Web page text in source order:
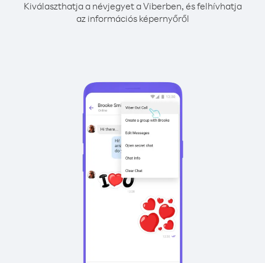
Kiválaszthatja a névjegyet a Viberben, és felhívhatja
az információs képernyőről